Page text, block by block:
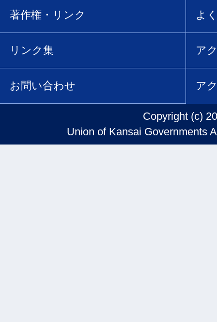
著作権・リンク よ
リンク集 ア
お問い合わせ ア
Copyright (c)
Union of Kansai Governments